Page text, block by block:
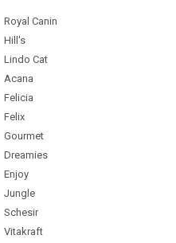
Royal Canin
Hill's
Lindo Cat
Acana
Felicia
Felix
Gourmet
Dreamies
Enjoy
Jungle
Schesir
Vitakraft